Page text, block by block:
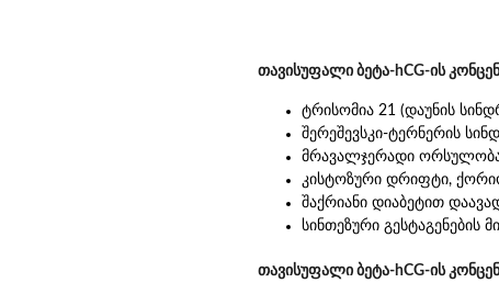
თავისუფალი ბეტა-hCG-ის
ტრისომია 21 (დაუნის
შერეშევსკი-ტერნერის
მრავალჯერადი
კისტოზური დრიფტი,
შაქრიანი დიაბეტით
სინთეზური გესტაგენების
თავისუფალი ბეტა-hCG-ის